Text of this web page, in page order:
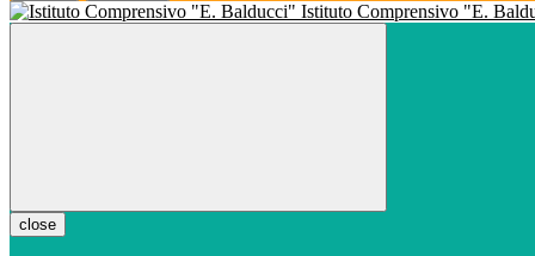
Istituto Comprensivo "E.
close